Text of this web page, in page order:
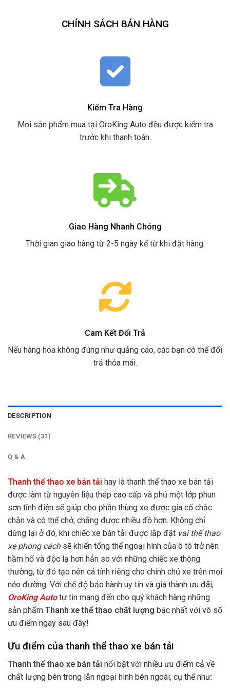
CHÍNH SÁCH BÁN HÀNG
Kiểm Tra Hàng
Mọi sản phẩm mua tại OroKing Auto đều được kiểm tra
trước khi thanh toán.
Giao Hàng Nhanh Chóng
Thời gian giao hàng từ 2-5 ngày kể từ khi đặt hàng.
Cam Kết Đổi Trả
Nếu hàng hóa không đúng như quảng cáo, các bạn có thể đổi
trả thỏa mái.
DESCRIPTION
REVIEWS (31)
Q & A
Thanh thể thao xe bán tải hay là thanh thể thao xe bán tải
được làm từ nguyên liệu thép cao cấp và phủ một lớp phun
sơn tĩnh điện sẽ giúp cho phần thùng xe được gia cố chắc
chắn và có thể chở, chằng được nhiều đồ hơn. Không chỉ
dừng lại ở đó, khi chiếc xe bán tải được lắp đặt vai thể thao
xe phong cáchsẽ khiến tổng thể ngoại hình của ô tô trở nên
hầm hố và độc lạ hơn hẳn so với những chiếc xe thông
thường, từ đó tạo nên cá tính riêng cho chính chủ xe trên mọi
nẻo đường. Với chế độ bảo hành uy tín và giá thành ưu đãi,
OroKing Autotự tin mang đến cho quý khách hàng những
sản phẩm Thanh xe thể thao chất lượng bậc nhất với vô số
ưu điểm ngay sau đây!
Ưu điểm của thanh thể thao xe bán tải
Thanh thể thao xe bán tải nổi bật với nhiều ưu điểm cả về
chất lượng bên trong lẫn ngoại hình bên ngoài, cụ thể như: